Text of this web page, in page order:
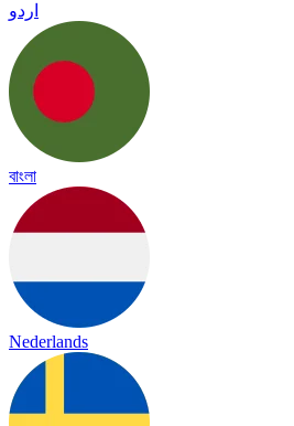
اردو
বাংলা
Nederlands